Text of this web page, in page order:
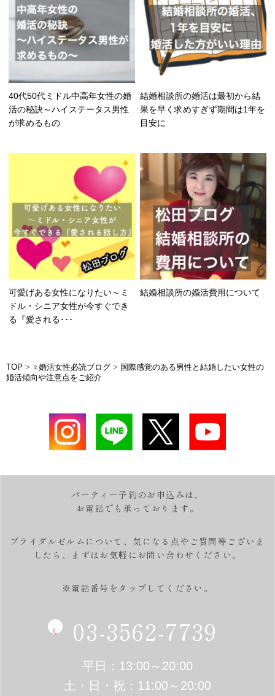
40代50代ミドル中高年女性の婚
活の秘訣～ハイステータス男性
が求めるもの
結婚相談所の婚活は最初から結
果を早く求めすぎず期間は1年を
目安に
可愛げある女性になりたい～ミ
ドル・シニア女性が今すぐでき
る『愛される･･･
結婚相談所の婚活費用について
TOP > ♀婚活女性必読ブログ > 国際感覚のある男性と結婚したい女性の
婚活傾向や注意点をご紹介
パーティー予約のお申込みは、
お電話でも承っております。
ブライダルゼルムについて、気になる点やご質問等ございま
したら、
まずはお気軽にお問い合わせください。
※電話番号をタップしてください。
03-3562-7739
平日：13:00～20:00
土・日・祝：11:00～20:00